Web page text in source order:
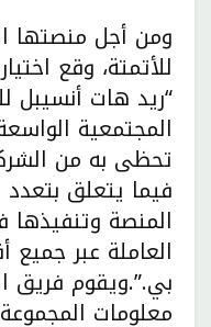
ومن أجل منصتها
للأتمتة، وقع
“ريد هات أنسيبل
المجتمعية
تحظى به من
فيما يتعلق
المنصة
العاملة عبر جميع
بي.”.ويقوم فريق
معلومات